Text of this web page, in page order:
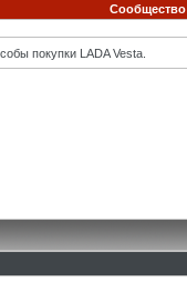
Сообщество
покупки LADA Vesta.